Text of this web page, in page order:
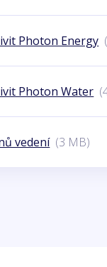
Photon Energy
Photon Water
vedení (3 MB)